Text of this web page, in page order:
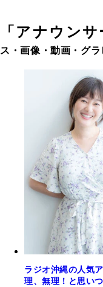
「 アナウンサ
ス・画像・動画・グ
ラジオ沖縄の人気
理、無理！と思い